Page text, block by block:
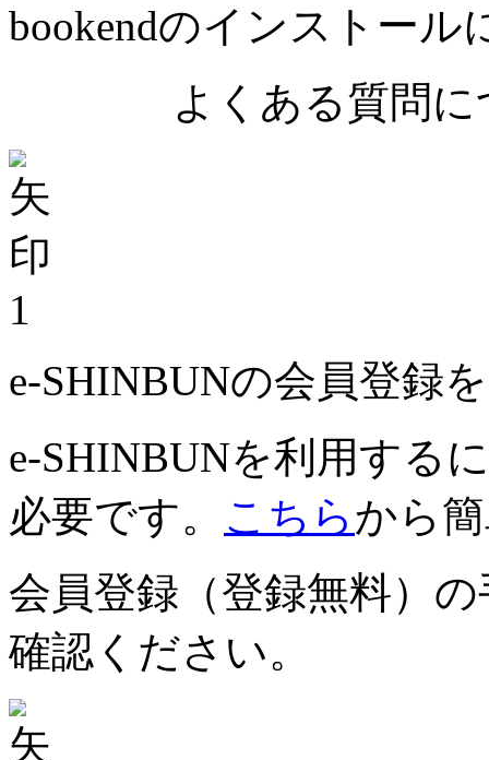
bookendのインストール
よくある質問に
1
e-SHINBUNの会員登録
e-SHINBUNを利用する
必要です。 こちらから
会員登録（登録無料）
確認ください。